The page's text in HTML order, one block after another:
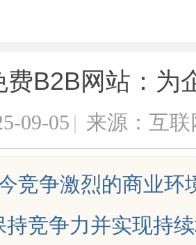
费B2B网站：为
09-05 | 来源：互联
竞争激烈的商业环
持竞争力并实现持
势，助力企业